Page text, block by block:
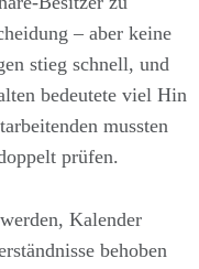
– aber keine
stieg schnell, und
bedeutete viel Hin
mussten
prüfen.
Kalender
behoben